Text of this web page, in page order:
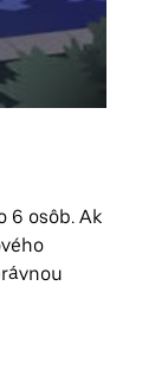
6 osôb. Ak